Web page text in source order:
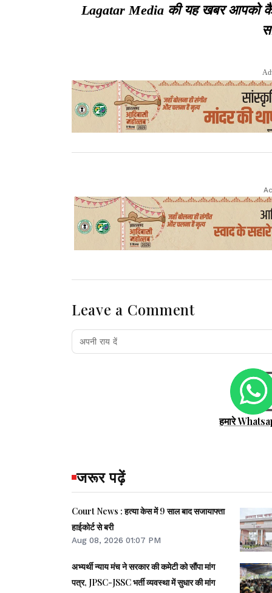
Lagatar Media की यह खबर आपको
Leave a Comment
हमारे
जरूर पढ़ें
Court News : हत्या केस में 9 साल बाद सजायाफ्ता
हाईकोर्ट से बरी
Aug 08, 2026 01:07 PM
अभ्यर्थी न्याय मंच ने सरकार की कमेटी को सौंपा मांग
पत्र, JPSC-JSSC भर्ती व्यवस्था में सुधार की मांग